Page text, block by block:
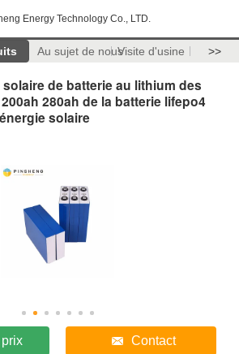
Energy Technology Co., LTD.
Au sujet de nousVisite d'usine >>
de batterie au lithium des
280ah de la batterie lifepo4
solaire
Contact